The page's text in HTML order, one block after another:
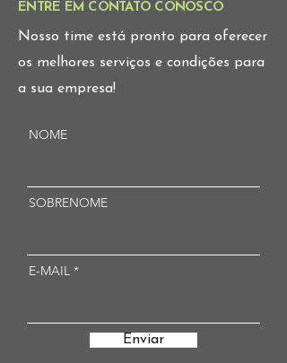
ENTRE EM CONTATO CONOSCO
Nosso time está pronto para oferecer
os melhores serviços e condições para
a sua empresa!
NOME
SOBRENOME
E-MAIL
Enviar